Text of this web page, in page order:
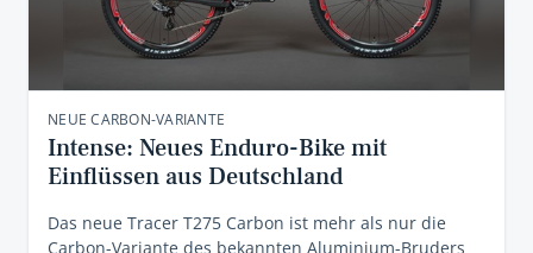
NEUE CARBON-VARIANTE
Intense: Neues Enduro-Bike mit
Einflüssen aus Deutschland
Das neue Tracer T275 Carbon ist mehr als nur die
Carbon-Variante des bekannten Aluminium-Bruders